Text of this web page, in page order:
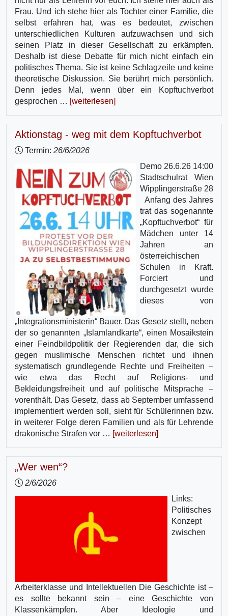
Frau. Und ich stehe hier als Tochter einer Familie, die
selbst erfahren hat, was es bedeutet, zwischen
unterschiedlichen Kulturen aufzuwachsen und sich
seinen Platz in dieser Gesellschaft zu erkämpfen.
Deshalb ist diese Debatte für mich nicht einfach ein
politisches Thema. Sie ist keine Schlagzeile und keine
theoretische Diskussion. Sie berührt mich persönlich.
Denn jedes Mal, wenn über ein Kopftuchverbot
gesprochen … [weiterlesen]
Aktionstag - weg mit dem Kopftuchverbot
Termin: 26/6/2026
Demo 26.6.26 14:00
Stadtschulrat Wien
Wipplingerstraße 28
Anfang des Jahres
trat das sogenannte
„Kopftuchverbot“ für
Mädchen unter 14
Jahren an
österreichischen
Schulen in Kraft.
Forciert und
durchgesetzt wurde
dieses von
„Integrationsministerin“ Bauer. Das Gesetz stellt, neben
der so genannten „Islamlandkarte“, einen Mosaikstein
einer Feindbildpolitik der Regierenden dar, die sich
gegen muslimische Menschen richtet und ihnen
systematisch grundlegende Rechte und Freiheiten –
wie etwa das Recht auf Religions- und
Bekleidungsfreiheit und auf politische Mitsprache –
vorenthält. Das Gesetz, dass ab September umfassend
implementiert werden soll, sieht für Schülerinnen bzw.
in weiterer Folge deren Familien und als für Lehrende
drakonische Strafen vor … [weiterlesen]
„Wer wen“?
2/6/2026
Links:
Politisches
Konzept
zwischen
Arbeiterklasse und Intellektuellen Die Geschichte ist –
es sollte bekannt sein – eine Geschichte von
Klassenkämpfen. Aber Ideologie und